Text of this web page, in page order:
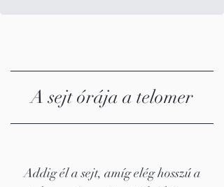
A sejt órája a telomer
Addig él a sejt, amíg elég hosszú a